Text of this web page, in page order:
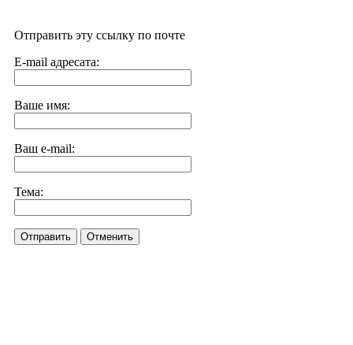
Отправить эту ссылку по почте
E-mail адресата:
Ваше имя:
Ваш e-mail:
Тема:
Отправить Отменить